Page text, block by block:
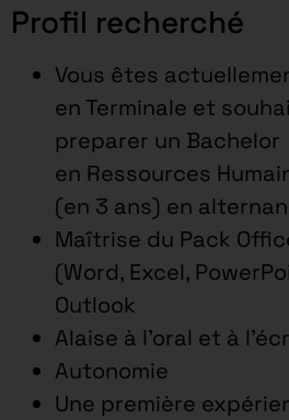
Profil recherché
Vous êtes
en Terminale et
preparer un Bachelor
en Ressources
(en 3 ans) en
Maîtrise du Pack
(Word, Excel,
Outlook
Alaise à l’oral et à
Autonomie
Une première